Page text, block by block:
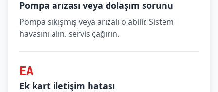
Pompa arızası veya dolaşım sorunu
Pompa sıkışmış veya arızalı olabilir. Sistem
havasını alın, servis çağırın.
EA
Ek kart iletişim hatası